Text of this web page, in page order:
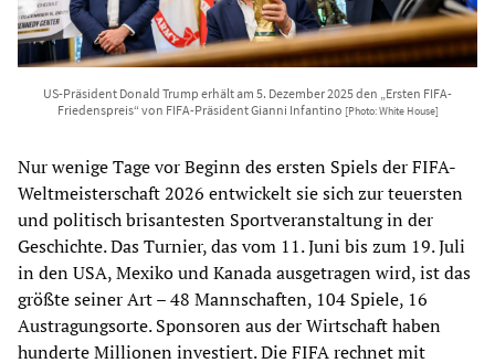
US-Präsident Donald Trump erhält am 5. Dezember 2025 den „Ersten FIFA-
Friedenspreis“ von FIFA-Präsident Gianni Infantino [Photo: White House]
Nur wenige Tage vor Beginn des ersten Spiels der FIFA-
Weltmeisterschaft 2026 entwickelt sie sich zur teuersten
und politisch brisantesten Sportveranstaltung in der
Geschichte. Das Turnier, das vom 11. Juni bis zum 19. Juli
in den USA, Mexiko und Kanada ausgetragen wird, ist das
größte seiner Art – 48 Mannschaften, 104 Spiele, 16
Austragungsorte. Sponsoren aus der Wirtschaft haben
hunderte Millionen investiert. Die FIFA rechnet mit